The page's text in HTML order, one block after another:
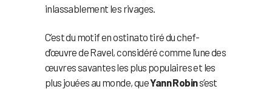
inlassablement les rivages.
C’est du motif en ostinato tiré du chef-
d’œuvre de Ravel, considéré comme l’une des
œuvres savantes les plus populaires et les
plus jouées au monde, queYann Robins’est